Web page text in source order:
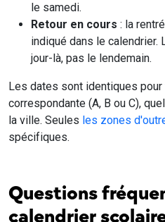
le samedi.
Retour en cours : la
indiqué dans le calendrier.
jour-là, pas le lendemain.
Les dates sont identiques
correspondante (A, B ou C),
la ville. Seules les zones
spécifiques.
Questions
calendrier